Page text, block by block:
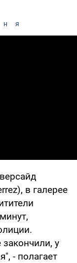
в галерее
у
- полагает